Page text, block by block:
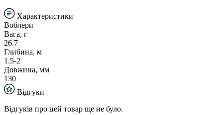
Характеристики
Воблери
Вага, г
26.7
Глибина, м
1.5-2
Довжина, мм
130
Відгуки
Відгуків про цей товар ще не було.